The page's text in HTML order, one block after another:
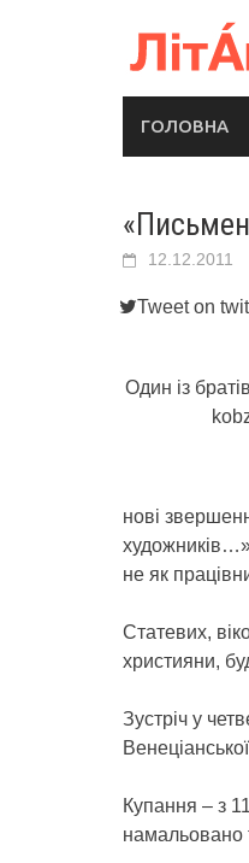
ГОЛОВНА
12.12.2011
Tweet on
Один із
нові
не як
Статевих,
християни,
Зустріч у
Купання – з
намальовано